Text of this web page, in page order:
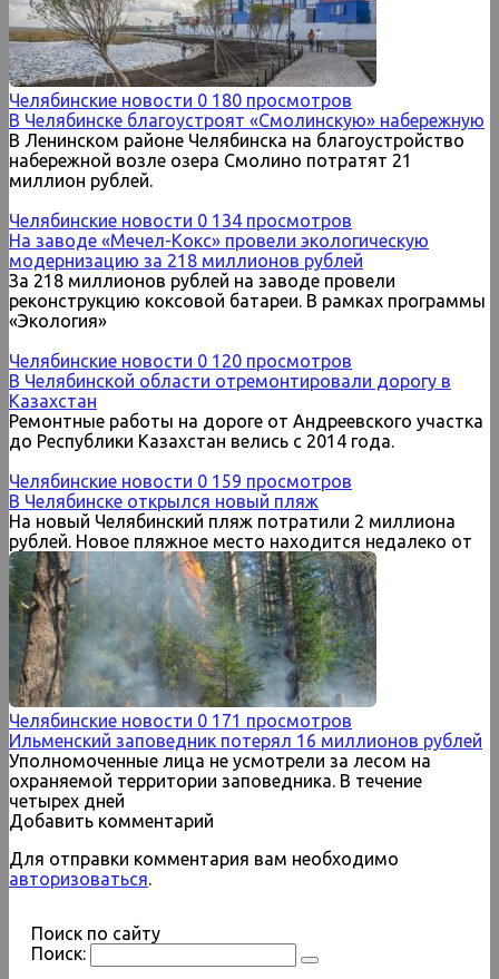
Челябинские новости 0 180 просмотров
В Челябинске благоустроят «Смолинскую» набережную
В Ленинском районе Челябинска на благоустройство
набережной возле озера Смолино потратят 21
миллион рублей.
Челябинские новости 0 134 просмотров
На заводе «Мечел-Кокс» провели экологическую
модернизацию за 218 миллионов рублей
За 218 миллионов рублей на заводе провели
реконструкцию коксовой батареи. В рамках программы
«Экология»
Челябинские новости 0 120 просмотров
В Челябинской области отремонтировали дорогу в
Казахстан
Ремонтные работы на дороге от Андреевского участка
до Республики Казахстан велись с 2014 года.
Челябинские новости 0 159 просмотров
В Челябинске открылся новый пляж
На новый Челябинский пляж потратили 2 миллиона
рублей. Новое пляжное место находится недалеко от
Челябинские новости 0 171 просмотров
Ильменский заповедник потерял 16 миллионов рублей
Уполномоченные лица не усмотрели за лесом на
охраняемой территории заповедника. В течение
четырех дней
Добавить комментарий
Для отправки комментария вам необходимо
авторизоваться.
Поиск по сайту
Поиск: